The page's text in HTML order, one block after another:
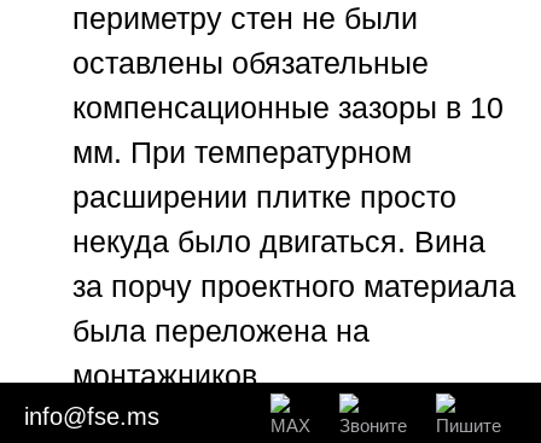
периметру стен не были
оставлены обязательные
компенсационные зазоры в 10
мм. При температурном
расширении плитке просто
некуда было двигаться. Вина
за порчу проектного материала
была переложена на
монтажников.
info@fse.ms